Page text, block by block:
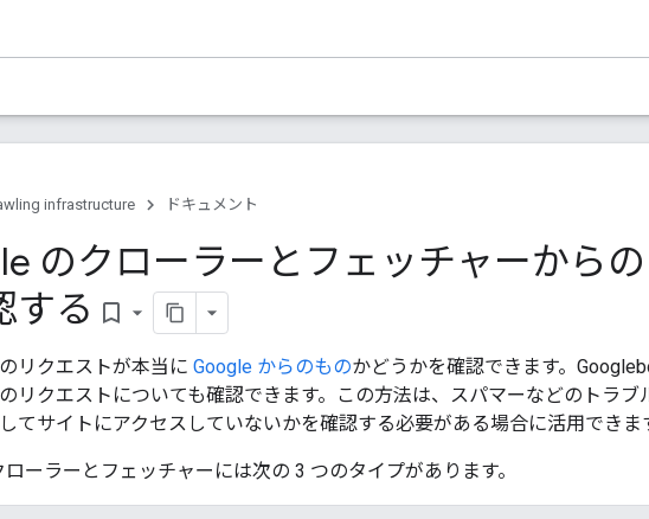
infrastructure ドキュメント
のクローラーとフェッチャーから
する bookmark_border
リクエストが本当に Google からのものかどうかを確認できます。
リクエストについても確認できます。この方法は、スパマーなどのトラブ
てサイトにアクセスしていないかを確認する必要がある場合に活用できま
ーラーとフェッチャーには次の 3 つのタイプがあります。